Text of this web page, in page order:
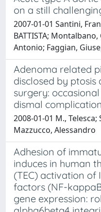
on a still
2007-01-01 Santini,
BATTISTA;
Antonio; Faggian,
Adenoma related
disclosed by
surgery:
dismal complication
2008-01-01 M.,
Mazzucco, Alessandro
Adhesion of
induces in human
(TEC) activation of
factors (NF-
gene expression: